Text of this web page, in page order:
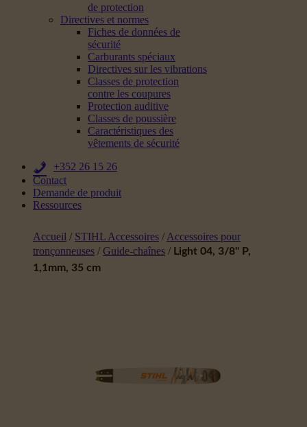
de protection
Directives et normes
Fiches de données de
sécurité
Carburants spéciaux
Directives sur les vibrations
Classes de protection
contre les coupures
Protection auditive
Classes de poussière
Caractéristiques des
vêtements de sécurité
+352 26 15 26
Contact
Demande de produit
Ressources
Accueil / STIHL Accessoires / Accessoires pour
tronçonneuses / Guide-chaînes / Light 04, 3/8" P,
1,1mm, 35 cm